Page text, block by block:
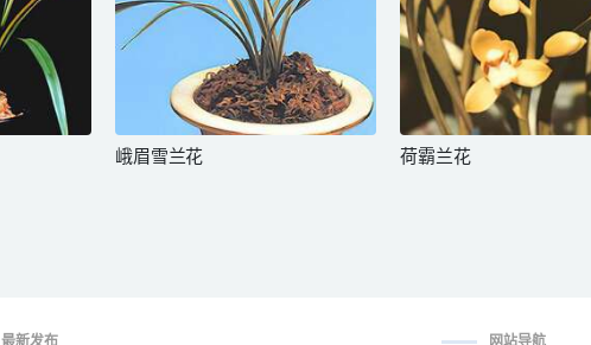
峨眉雪兰花 荷霸兰花
最新发布 网站导航